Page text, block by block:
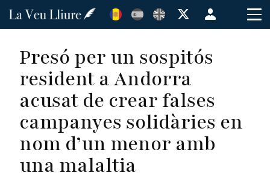
Vés
Menú
de
de
Presó per un sospitós
resident a Andorra
acusat de crear falses
campanyes solidàries en
nom d’un menor amb
una malaltia